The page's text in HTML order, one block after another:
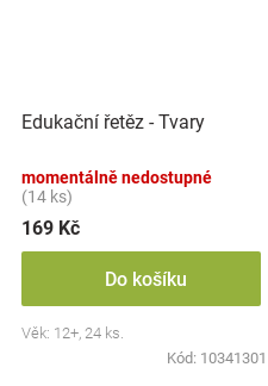
Edukační řetěz - Tvary
momentálně nedostupné
(14 ks)
169 Kč
Do košíku
Věk: 12+, 24 ks.
Kód: 10341301